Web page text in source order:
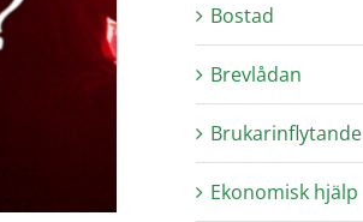
Bostad
Brevlådan
Brukarinflytande
Ekonomisk hjälp